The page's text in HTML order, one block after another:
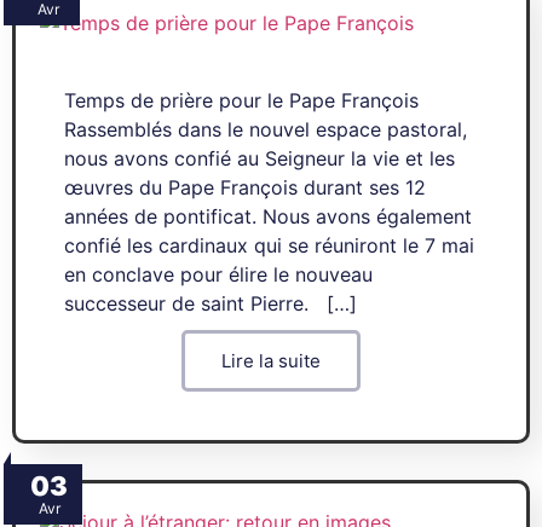
Avr
Temps de prière pour le Pape François
Rassemblés dans le nouvel espace pastoral,
nous avons confié au Seigneur la vie et les
œuvres du Pape François durant ses 12
années de pontificat. Nous avons également
confié les cardinaux qui se réuniront le 7 mai
en conclave pour élire le nouveau
successeur de saint Pierre. […]
Lire la suite
03
Avr